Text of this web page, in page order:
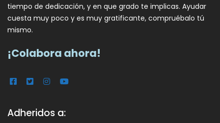
tiempo de dedicación, y en que grado te implicas. Ayudar
cuesta muy poco y es muy gratificante, compruébalo tú
mismo.
¡Colabora ahora!
Adheridos a: